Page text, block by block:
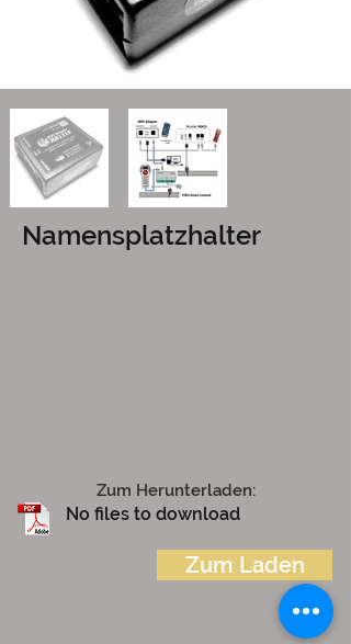
Zum Herunterladen:
No files to download
Namensplatzhalter
Zum Laden